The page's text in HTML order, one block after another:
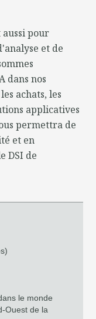
aussi pour
et de
dans nos
achats, les
applicatives
permettra de
et en
DSI de
le monde
Ouest de la